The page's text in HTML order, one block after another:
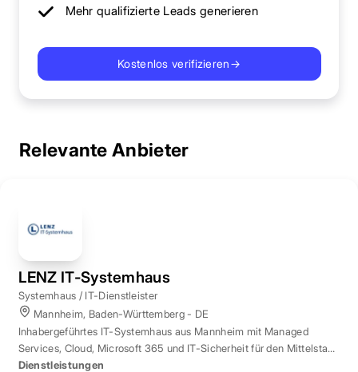
Mehr qualifizierte Leads generieren
Kostenlos verifizieren→
Relevante Anbieter
LENZ IT-Systemhaus
Systemhaus / IT-Dienstleister
Mannheim, Baden-Württemberg - DE
Inhabergeführtes IT-Systemhaus aus Mannheim mit Managed
Services, Cloud, Microsoft 365 und IT-Sicherheit für den Mittelstand
der Region Rhein-Neckar.
Dienstleistungen